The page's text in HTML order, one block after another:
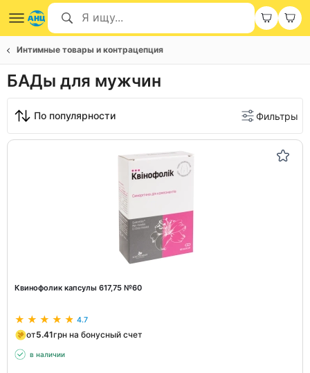
Интимные товары и контрацепция
БАДы для мужчин
По популярности Фильтры
Квинофолик капсулы 617,75 №60
4.7
от5.41грн на бонусный счет
в наличии